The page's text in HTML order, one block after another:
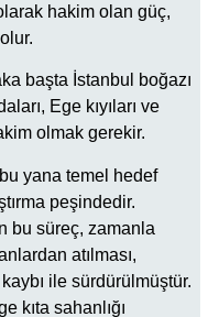
hakim olan güç,
başta İstanbul boğazı
Ege kıyıları ve
olmak gerekir.
bu yana temel hedef
peşindedir.
bu süreç, zamanla
atılması,
ile sürdürülmüştür.
kıta sahanlığı